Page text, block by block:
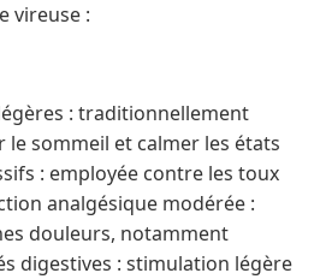
vireuse :
: traditionnellement
sommeil et calmer les états
: employée contre les toux
analgésique modérée :
douleurs, notamment
digestives : stimulation légère